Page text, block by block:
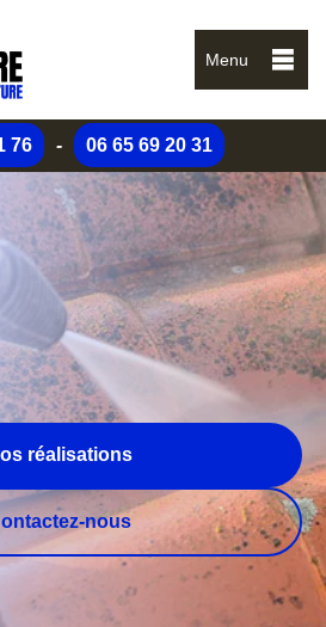
Menu
76 - 06 65 69 20 31
réalisations
nous